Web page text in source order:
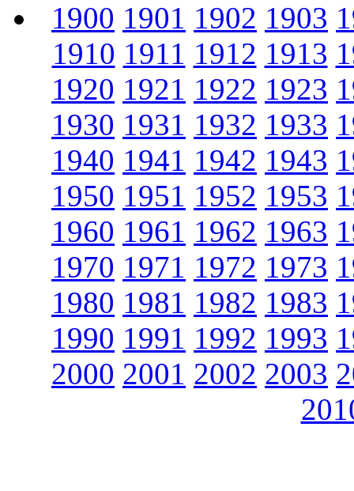
1900 1901 1902 1903
1910 1911 1912 1913
1920 1921 1922 1923
1930 1931 1932 1933
1940 1941 1942 1943
1950 1951 1952 1953
1960 1961 1962 1963
1970 1971 1972 1973
1980 1981 1982 1983
1990 1991 1992 1993
2000 2001 2002 2003